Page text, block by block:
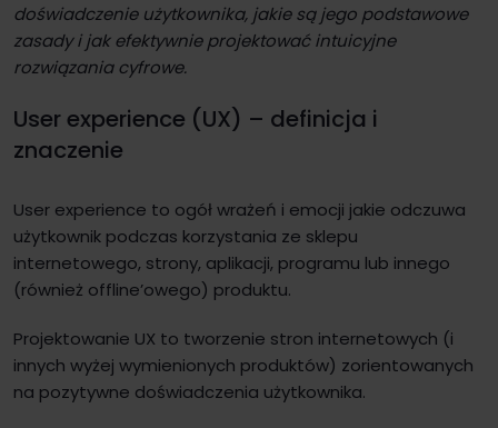
doświadczenie użytkownika, jakie są jego podstawowe
zasady i jak efektywnie projektować intuicyjne
rozwiązania cyfrowe.
User experience (UX) – definicja i
znaczenie
User experience to ogół wrażeń i emocji jakie odczuwa
użytkownik podczas korzystania ze sklepu
internetowego, strony, aplikacji, programu lub innego
(również offline’owego) produktu.
Projektowanie UX to tworzenie stron internetowych (i
innych wyżej wymienionych produktów) zorientowanych
na pozytywne doświadczenia użytkownika.